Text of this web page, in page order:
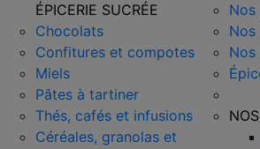
ÉPICERIE SUCRÉE
Chocolats
Confitures et compotes
Miels
Pâtes à tartiner
Thés, cafés et infusions
Céréales, granolas et
Nos
Nos
Nos